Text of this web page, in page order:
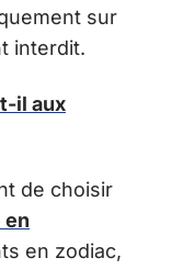
sur
interdit.
il aux
de choisir
en
en zodiac,